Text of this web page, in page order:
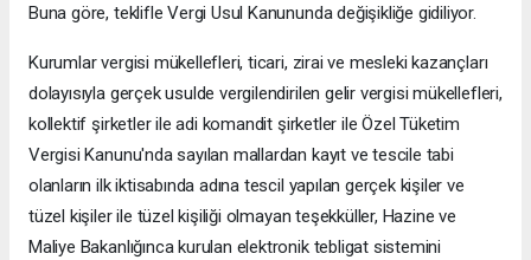
Buna göre, teklifle Vergi Usul Kanununda değişikliğe gidiliyor.
Kurumlar vergisi mükellefleri, ticari, zirai ve mesleki kazançları
dolayısıyla gerçek usulde vergilendirilen gelir vergisi mükellefleri,
kollektif şirketler ile adi komandit şirketler ile Özel Tüketim
Vergisi Kanunu'nda sayılan mallardan kayıt ve tescile tabi
olanların ilk iktisabında adına tescil yapılan gerçek kişiler ve
tüzel kişiler ile tüzel kişiliği olmayan teşekküller, Hazine ve
Maliye Bakanlığınca kurulan elektronik tebligat sistemini